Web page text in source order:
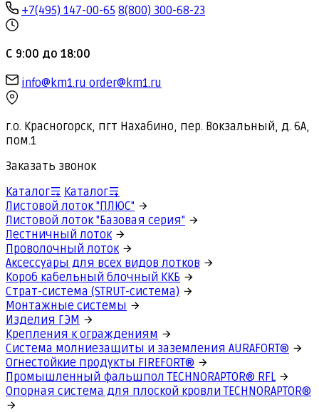
+7(495) 147-00-65 8(800) 300-68-23
С 9:00 до 18:00
info@km1.ru order@km1.ru
г.о. Красногорск, пгт Нахабино, пер. Вокзальный, д. 6А,
пом.1
Заказать звонок
Каталог
Каталог
Листовой лоток "ПЛЮС"
Листовой лоток "Базовая серия"
Лестничный лоток
Проволочный лоток
Аксессуары для всех видов лотков
Короб кабельный блочный ККБ
Страт-система (STRUT-система)
Монтажные системы
Изделия ГЭМ
Крепления к ограждениям
Система молниезащиты и заземления AURAFORT®
Огнестойкие продукты FIREFORT®
Промышленный фальшпол TECHNORAPTOR® RFL
Опорная система для плоской кровли TECHNORAPTOR®